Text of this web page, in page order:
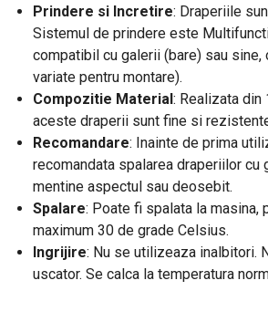
Prindere si Incretire: Draperiile
Sistemul de prindere este
compatibil cu galerii (bare) sau
variate pentru montare).
Compozitie Material: Realizata din
aceste draperii sunt fine si
Recomandare: Inainte de prima
recomandata spalarea draperiilor cu
mentine aspectul sau deosebit.
Spalare: Poate fi spalata la masina,
maximum 30 de grade Celsius.
Ingrijire: Nu se utilizeaza inalbitori.
uscator. Se calca la temperatura